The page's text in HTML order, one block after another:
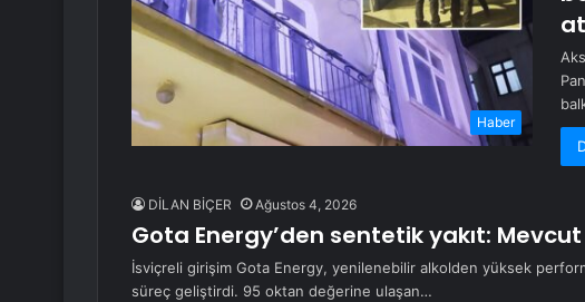
Haber
DİLAN BİÇER Ağustos 4, 2026
Gota Energy’den sentetik yakıt:
İsviçreli girişim Gota Energy, yenilenebilir alkolden yüksek
süreç geliştirdi. 95 oktan değerine ulaşan…